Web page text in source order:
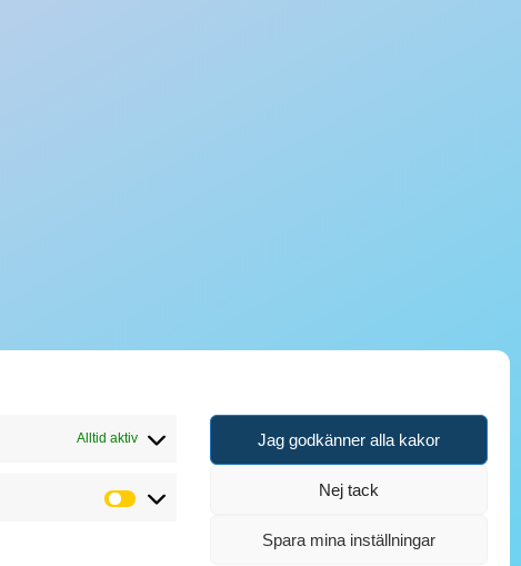
Alltid aktiv
Analytik
Jag godkänner alla kakor
Nej tack
Spara mina inställningar